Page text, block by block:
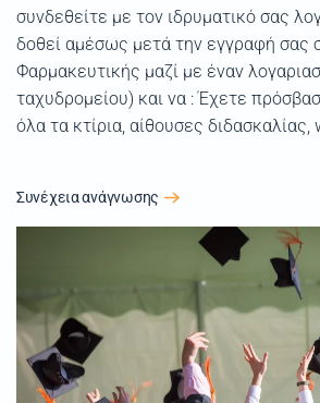
συνδεθείτε με τον ιδρυματικό σας
δοθεί αμέσως μετά την εγγραφή σας
Φαρμακευτικής μαζί με έναν
ταχυδρομείου) και να : Έχετε
όλα τα κτίρια, αίθουσες διδασκαλίας,
Συνέχεια ανάγνωσης